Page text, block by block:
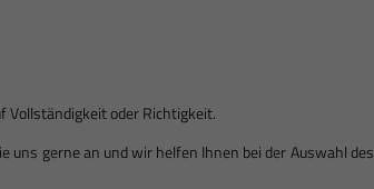
Vollständigkeit oder Richtigkeit.
uns gerne an und wir helfen Ihnen bei der Auswahl des